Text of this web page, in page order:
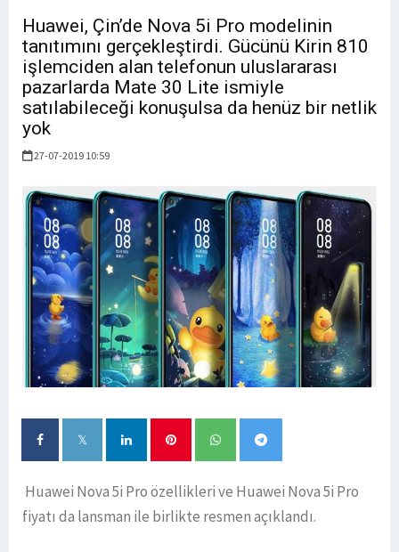
Huawei, Çin’de Nova 5i Pro modelinin
tanıtımını gerçekleştirdi. Gücünü Kirin 810
işlemciden alan telefonun uluslararası
pazarlarda Mate 30 Lite ismiyle
satılabileceği konuşulsa da henüz bir netlik
yok
27-07-2019 10:59
Huawei Nova 5i Pro özellikleri ve Huawei Nova 5i Pro
fiyatı da lansman ile birlikte resmen açıklandı.